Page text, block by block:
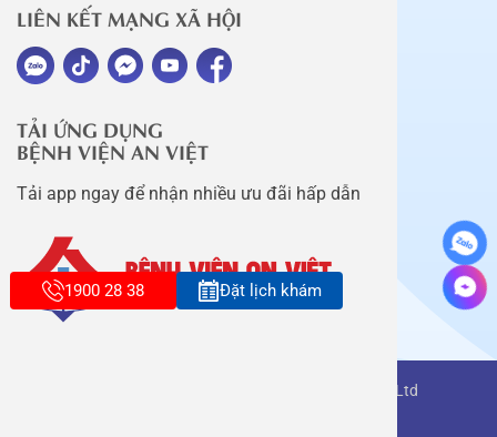
LIÊN KẾT MẠNG XÃ HỘI
TẢI ỨNG DỤNG
BỆNH VIỆN AN VIỆT
Tải app ngay để nhận nhiều ưu đãi hấp dẫn
Copyright belongs to An Viet Thang Long Co., Ltd
1900 28 38 Đặt lịch khám